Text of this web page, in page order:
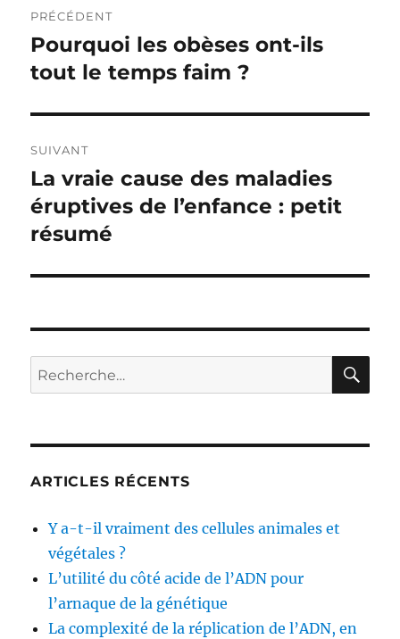
de
l’article
PRÉCÉDENT
Publication
précédente :
Pourquoi les obèses ont-ils
tout le temps faim ?
SUIVANT
Publication
suivante :
La vraie cause des maladies
éruptives de l’enfance : petit
résumé
Recherche
pour :
ARTICLES RÉCENTS
Y a-t-il vraiment des cellules animales et
végétales ?
L’utilité du côté acide de l’ADN pour
l’arnaque de la génétique
La complexité de la réplication de l’ADN, en